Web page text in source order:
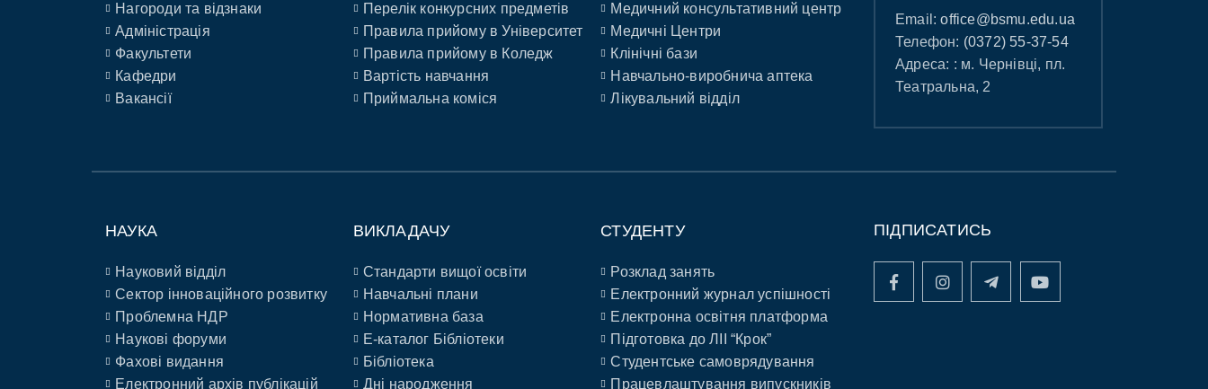
Нагороди та відзнаки
Адміністрація
Факультети
Кафедри
Вакансії
Перелік конкурсних предметів
Правила прийому в Університет
Правила прийому в Коледж
Вартість навчання
Приймальна коміся
Медичний консультативний центр
Медичні Центри
Клінічні бази
Навчально-виробнича аптека
Лікувальний відділ
Email:office@bsmu.edu.ua
Телефон: (0372) 55-37-54
Адреса: : м. Чернівці, пл.
Театральна, 2
НАУКА
Науковий відділ
Сектор інноваційного розвитку
Проблемна НДР
Наукові форуми
Фахові видання
Електронний архів публікацій
ВИКЛАДАЧУ
Стандарти вищої освіти
Навчальні плани
Нормативна база
E-каталог Бібліотеки
Бібліотека
Дні народження
СТУДЕНТУ
Розклад занять
Електронний журнал успішності
Електронна освітня платформа
Підготовка до ЛІІ “Крок”
Студентське самоврядування
Працевлаштування випускників
ПІДПИСАТИСЬ